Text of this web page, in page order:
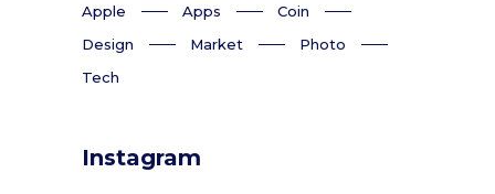
Apple Apps
Coin
Design
Market
Photo
Tech
Instagram